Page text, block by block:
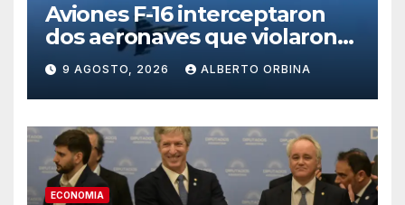
Aviones F-16 interceptaron
dos aeronaves que violaron
el espacio aéreo del club
donde estaba Donald Trump
9 AGOSTO, 2026 ALBERTO ORBINA
ECONOMIA